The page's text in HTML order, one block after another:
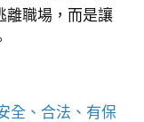
離職場，而是讓
全、合法、有保